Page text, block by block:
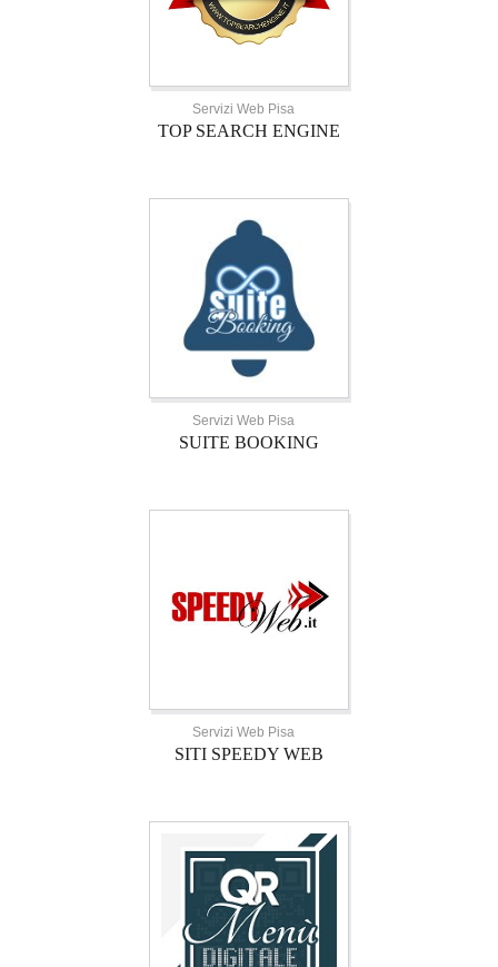
Servizi Web Pisa
TOP SEARCH ENGINE
Servizi Web Pisa
SUITE BOOKING
Servizi Web Pisa
SITI SPEEDY WEB